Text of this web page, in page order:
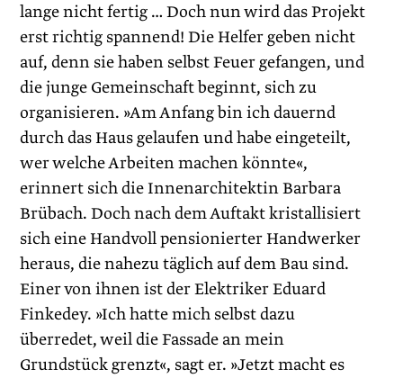
lange nicht fertig … Doch nun wird das Projekt
erst richtig spannend! Die Helfer geben nicht
auf, denn sie haben selbst Feuer gefangen, und
die junge Gemeinschaft beginnt, sich zu
organisieren. »Am Anfang bin ich dauernd
durch das Haus gelaufen und habe eingeteilt,
wer welche Arbeiten machen könnte«,
erinnert sich die Innenarchitektin Barbara
Brübach. Doch nach dem Auftakt kristallisiert
sich eine Handvoll pensionierter Handwerker
heraus, die nahezu täglich auf dem Bau sind.
Einer von ihnen ist der Elektriker Eduard
Finkedey. »Ich hatte mich selbst dazu
überredet, weil die Fassade an mein
Grundstück grenzt«, sagt er. »Jetzt macht es